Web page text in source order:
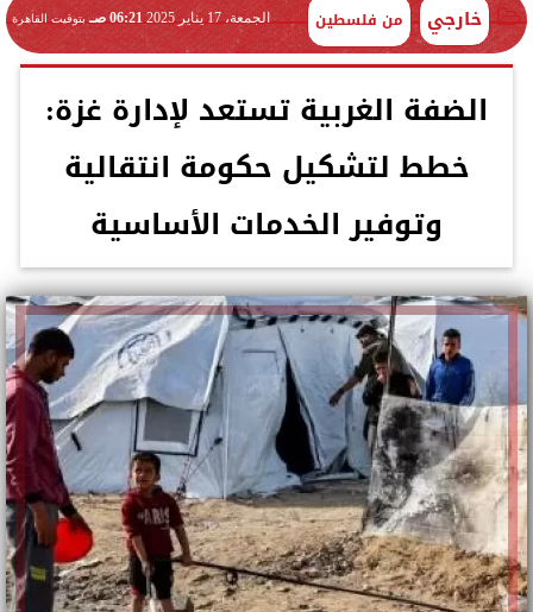
خارجي من فلسطين الجمعة، 17 يناير 2025 06:21 صـ بتوقيت القاهرة
الضفة الغربية تستعد لإدارة غزة:
خطط لتشكيل حكومة انتقالية
وتوفير الخدمات الأساسية